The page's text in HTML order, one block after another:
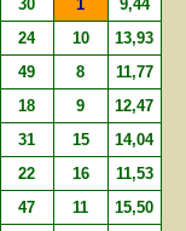
30 1 9,44
24 10 13,93
49 8 11,77
18 9 12,47
31 15 14,04
22 16 11,53
47 11 15,50